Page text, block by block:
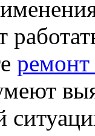
ремонт